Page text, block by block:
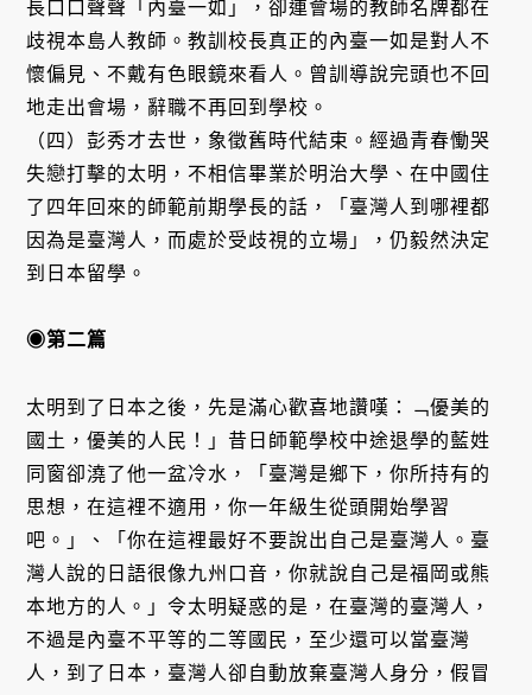
長口口聲聲「內臺一如」，卻連會場的教師名牌都在
歧視本島人教師。教訓校長真正的內臺一如是對人不
懷偏見、不戴有色眼鏡來看人。曾訓導說完頭也不回
地走出會場，辭職不再回到學校。
（四）彭秀才去世，象徵舊時代結束。經過青春慟哭
失戀打擊的太明，不相信畢業於明治大學、在中國住
了四年回來的師範前期學長的話，「臺灣人到哪裡都
因為是臺灣人，而處於受歧視的立場」，仍毅然決定
到日本留學。
◉第二篇
太明到了日本之後，先是滿心歡喜地讚嘆：﹁優美的
國土，優美的人民！」昔日師範學校中途退學的藍姓
同窗卻澆了他一盆冷水，「臺灣是鄉下，你所持有的
思想，在這裡不適用，你一年級生從頭開始學習
吧。」、「你在這裡最好不要說出自己是臺灣人。臺
灣人說的日語很像九州口音，你就說自己是福岡或熊
本地方的人。」令太明疑惑的是，在臺灣的臺灣人，
不過是內臺不平等的二等國民，至少還可以當臺灣
人，到了日本，臺灣人卻自動放棄臺灣人身分，假冒